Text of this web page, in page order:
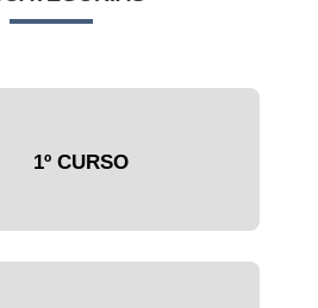
1º CURSO